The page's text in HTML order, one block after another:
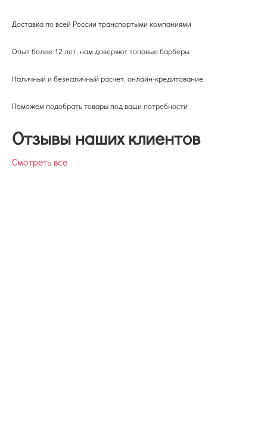
Доставка по всей России транспортыми компаниями
Опыт более 12 лет, нам доверяют топовые барберы
Наличный и безналичный расчет, онлайн-кредитование
Поможем подобрать товары под ваши потребности
Отзывы наших клиентов
Смотреть все